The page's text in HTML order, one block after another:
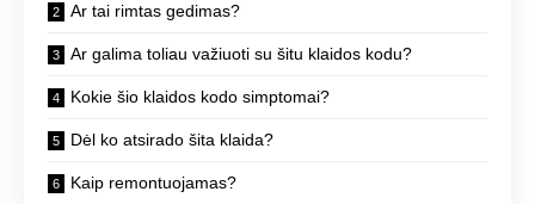
Ar tai rimtas gedimas?
Ar galima toliau važiuoti su šitu klaidos kodu?
Kokie šio klaidos kodo simptomai?
Dėl ko atsirado šita klaida?
Kaip remontuojamas?